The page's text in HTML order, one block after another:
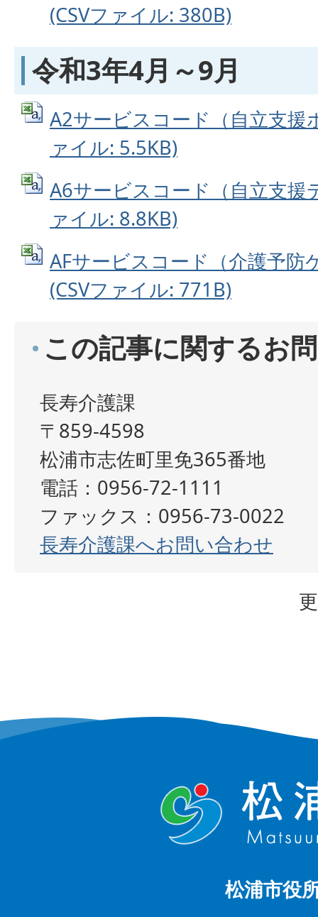
(CSVファイル: 380B)
令和3年4月～9月
A2サービスコード（自立支援
ァイル: 5.5KB)
A6サービスコード（自立支援
ァイル: 8.8KB)
AFサービスコード（介護予防
(CSVファイル: 771B)
この記事に関するお
長寿介護課
〒859-4598
松浦市志佐町里免365番地
電話：0956-72-1111
ファックス：0956-73-0022
長寿介護課へお問い合わせ
松浦市役